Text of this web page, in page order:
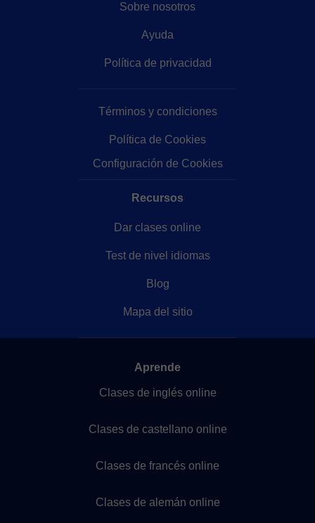
Sobre nosotros
Ayuda
Política de privacidad
Términos y condiciones
Política de Cookies
Configuración de Cookies
Recursos
Dar clases online
Test de nivel idiomas
Blog
Mapa del sitio
Aprende
Clases de inglés online
Clases de castellano online
Clases de francés online
Clases de alemán online